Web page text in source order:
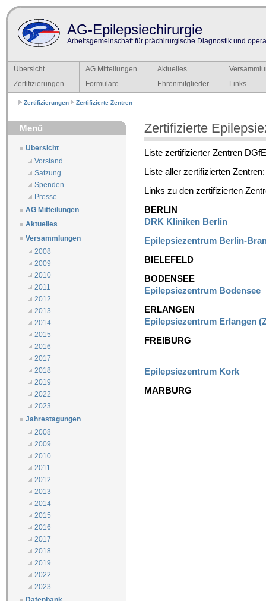
AG-Epilepsiechirurgie
Arbeitsgemeinschaft für prächirurgische Diagnostik und
Übersicht AG Mitteilungen Aktuelles
Zertifizierungen
Formulare Ehrenmitglieder Links
Zertifizierungen Zertifizierte Zentren
Menü
Übersicht
Vorstand
Satzung
Spenden
Presse
AG Mitteilungen
Aktuelles
Versammlungen
2008
2009
2010
2011
2012
2013
2014
2015
2016
2017
2018
2019
2022
2023
Jahrestagungen
2008
2009
2010
2011
2012
2013
2014
2015
2016
2017
2018
2019
2022
2023
Zertifizierte
Liste zertifizierter Zentren
Liste aller zertifizierten
Links zu den zertifizierten
BERLIN
DRK Kliniken Berlin
Epilepsiezentrum Berlin-
BIELEFELD
BODENSEE
Epilepsiezentrum Bodensee
ERLANGEN
Epilepsiezentrum Erlangen
FREIBURG
Epilepsiezentrum Kork
MARBURG